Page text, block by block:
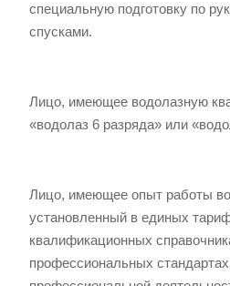
специальную подготовку по
спусками.
Лицо, имеющее водолазную
«водолаз 6 разряда» или
Лицо, имеющее опыт работы
установленный в единых
квалификационных
профессиональных